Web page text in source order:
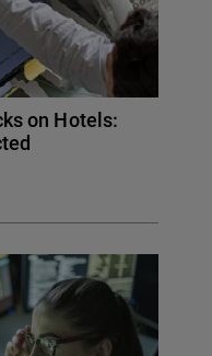
on Hotels: